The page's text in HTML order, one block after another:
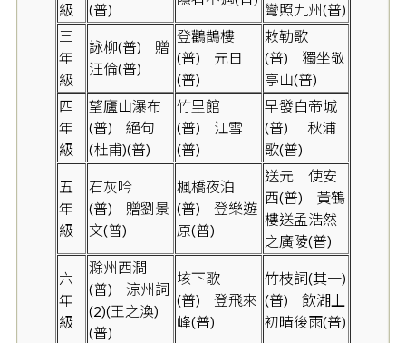
級
(普)
彎照九州(普)
三
年
級
詠柳(普)
贈
汪倫(普)
登鸛鵲樓
(普)
元日
(普)
敕勒歌
(普)
獨坐敬
亭山(普)
四
年
級
望廬山瀑布
(普)
絕句
(杜甫)(普)
竹里館
(普)
江雪
(普)
早發白帝城
(普)
秋浦
歌(普)
五
年
級
石灰吟
(普)
贈劉景
文(普)
楓橋夜泊
(普)
登樂遊
原(普)
送元二使安
西(普)
黃鶴
樓送孟浩然
之廣陵(普)
六
年
級
滁州西澗
(普)
涼州詞
(2)(王之渙)
(普)
垓下歌
(普)
登飛來
峰(普)
竹枝詞(其一)
(普)
飲湖上
初晴後雨(普)